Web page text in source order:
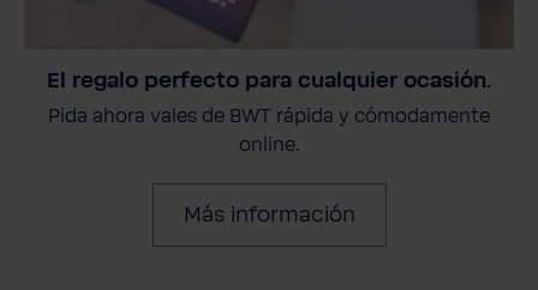
El regalo perfecto para cualquier ocasión.
Pida ahora vales de BWT rápida y cómodamente
online.
Más información